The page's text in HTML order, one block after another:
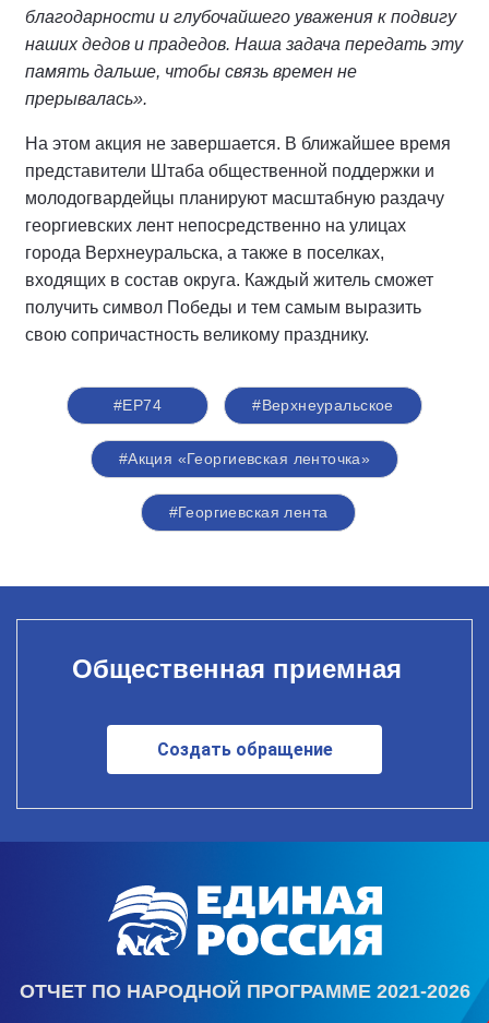
благодарности и глубочайшего уважения к подвигу
наших дедов и прадедов. Наша задача передать эту
память дальше, чтобы связь времен не
прерывалась».
На этом акция не завершается. В ближайшее время
представители Штаба общественной поддержки и
молодогвардейцы планируют масштабную раздачу
георгиевских лент непосредственно на улицах
города Верхнеуральска, а также в поселках,
входящих в состав округа. Каждый житель сможет
получить символ Победы и тем самым выразить
свою сопричастность великому празднику.
#ЕР74 #Верхнеуральское
#Акция «Георгиевская ленточка»
#Георгиевская лента
Общественная приемная
Создать обращение
ОТЧЕТ ПО НАРОДНОЙ ПРОГРАММЕ 2021-2026